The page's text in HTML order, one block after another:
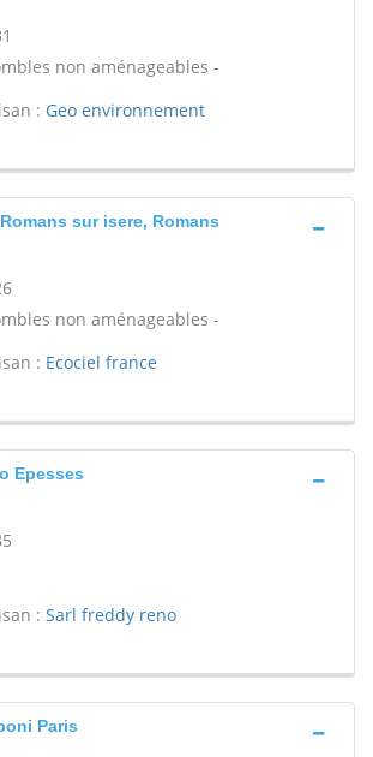
non aménageables -
: Geo environnement
sur isere, Romans
non aménageables -
: Ecociel france
Epesses
: Sarl freddy reno
Paris